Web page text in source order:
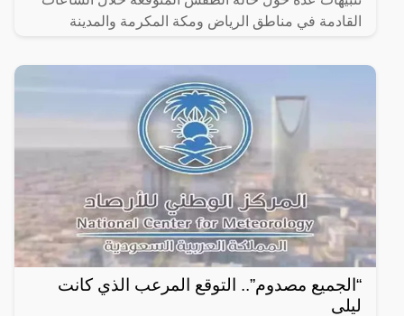
القادمة في مناطق الرياض ومكة المكرمة والمدينة
“الجميع مصدوم”.. التوقع المرعب الذي كانت
ليلى